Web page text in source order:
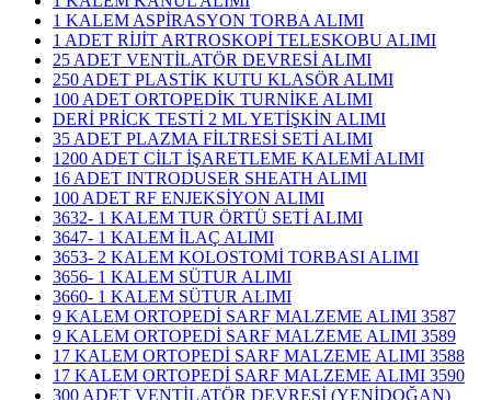
1 KALEM ASPİRASYON TORBA ALIMI
1 ADET RİJİT ARTROSKOPİ TELESKOBU ALIMI
25 ADET VENTİLATÖR DEVRESİ ALIMI
250 ADET PLASTİK KUTU KLASÖR ALIMI
100 ADET ORTOPEDİK TURNİKE ALIMI
DERİ PRİCK TESTİ 2 ML YETİŞKİN ALIMI
35 ADET PLAZMA FİLTRESİ SETİ ALIMI
1200 ADET CİLT İŞARETLEME KALEMİ ALIMI
16 ADET INTRODUSER SHEATH ALIMI
100 ADET RF ENJEKSİYON ALIMI
3632- 1 KALEM TUR ÖRTÜ SETİ ALIMI
3647- 1 KALEM İLAÇ ALIMI
3653- 2 KALEM KOLOSTOMİ TORBASI ALIMI
3656- 1 KALEM SÜTUR ALIMI
3660- 1 KALEM SÜTUR ALIMI
9 KALEM ORTOPEDİ SARF MALZEME ALIMI 3587
9 KALEM ORTOPEDİ SARF MALZEME ALIMI 3589
17 KALEM ORTOPEDİ SARF MALZEME ALIMI 3588
17 KALEM ORTOPEDİ SARF MALZEME ALIMI 3590
300 ADET VENTİLATÖR DEVRESİ (YENİDOĞAN)